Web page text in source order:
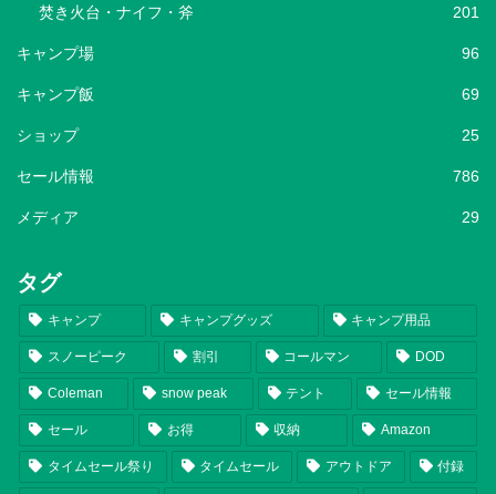
焚き火台・ナイフ・斧 201
キャンプ場 96
キャンプ飯 69
ショップ 25
セール情報 786
メディア 29
タグ
キャンプ キャンプグッズ キャンプ用品
スノーピーク 割引 コールマン DOD
Coleman snow peak テント セール情報
セール お得 収納 Amazon
タイムセール祭り タイムセール アウトドア 付録